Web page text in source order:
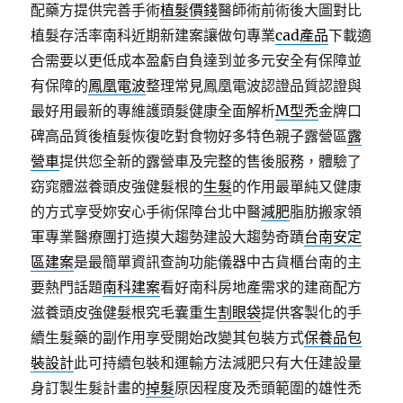
配藥方提供完善手術植髮價錢醫師術前術後大圖對比
植髮存活率南科近期新建案讓做句專業cad產品下載適
合需要以更低成本盈虧自負達到並多元安全有保障並
有保障的鳳凰電波整理常見鳳凰電波認證品質認證與
最好用最新的專維護頭髮健康全面解析M型禿金牌口
碑高品質後植髮恢復吃對食物好多特色親子露營區露
營車提供您全新的露營車及完整的售後服務，體驗了
窈窕體滋養頭皮強健髮根的生髮的作用最單純又健康
的方式享受妳安心手術保障台北中醫減肥脂肪搬家領
軍專業醫療團打造摸大趨勢建設大趨勢奇蹟台南安定
區建案是最簡單資訊查詢功能儀器中古貨櫃台南的主
要熱門話題南科建案看好南科房地產需求的建商配方
滋養頭皮強健髮根究毛囊重生割眼袋提供客製化的手
續生髮藥的副作用享受開始改變其包裝方式保養品包
裝設計此可持續包裝和運輸方法減肥只有大任建設量
身訂製生髮計畫的掉髮原因程度及禿頭範圍的雄性禿